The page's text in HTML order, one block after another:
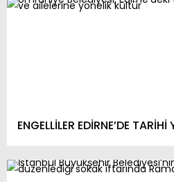
ENGELLİLER EDİRNE’DE